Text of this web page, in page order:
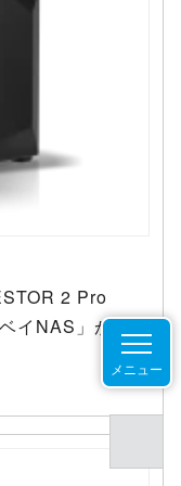
メニュー
2 Pro
イNAS」が新し